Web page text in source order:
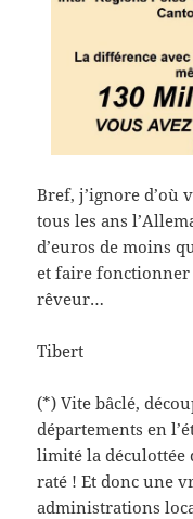
Bref, j’ignore d’où
tous les ans
d’euros de moins
et faire fonctionner
rêveur…
Tibert
(*) Vite bâclé,
départements en
limité la déculottée
raté ! Et donc une
administrations